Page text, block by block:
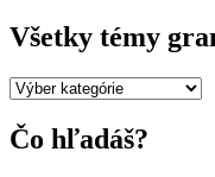
Všetky témy
Všetky
grantUP
Čo hľadáš?